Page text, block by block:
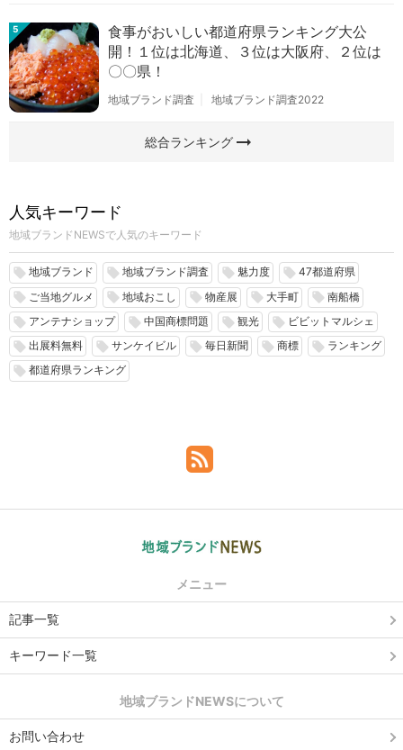
5
食事がおいしい都道府県ランキング大公
開！１位は北海道、３位は大阪府、２位は
〇〇県！
地域ブランド調査 地域ブランド調査2022
総合ランキングarrow_right_alt
人気キーワード
地域ブランドNEWSで人気のキーワード
local_offer 地域ブランド local_offer 地域ブランド調査 local_offer 魅力度 local_offer 47都道府県
local_offer ご当地グルメ local_offer 地域おこし local_offer 物産展 local_offer 大手町 local_offer 南船橋
local_offer アンテナショップ local_offer 中国商標問題 local_offer 観光 local_offer ビビットマルシェ
local_offer 出展料無料 local_offer サンケイビル local_offer 毎日新聞 local_offer 商標 local_offer ランキング
local_offer 都道府県ランキング
メニュー
記事一覧
キーワード一覧
地域ブランドNEWSについて
お問い合わせ